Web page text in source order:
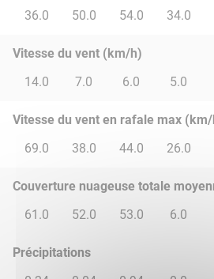
36.0
50.0 54.0 34.0
Vitesse du vent (km/h)
14.0
7.0 6.0 5.0
Vitesse du vent en rafale max
69.0
38.0 44.0 26.0
Couverture nuageuse totale
61.0
52.0 53.0 6.0
Précipitations